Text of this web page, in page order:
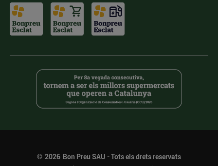
© 2026 Bon Preu SAU - Tots els drets reservats